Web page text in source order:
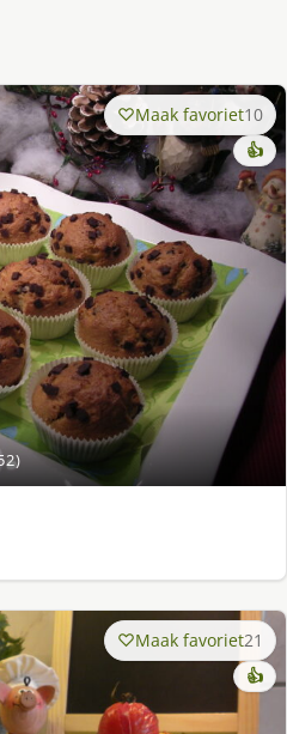
Maak favoriet10
👍
Maak favoriet21
👍